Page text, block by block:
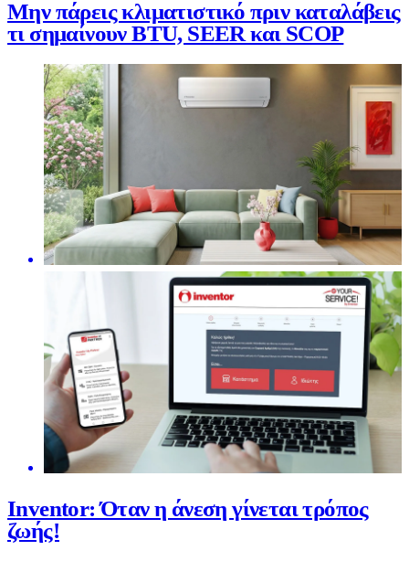
Μην πάρεις κλιματιστικό πριν καταλάβεις
τι σημαίνουν BTU, SEER και SCOP
Inventor: Όταν η άνεση γίνεται τρόπος
ζωής!